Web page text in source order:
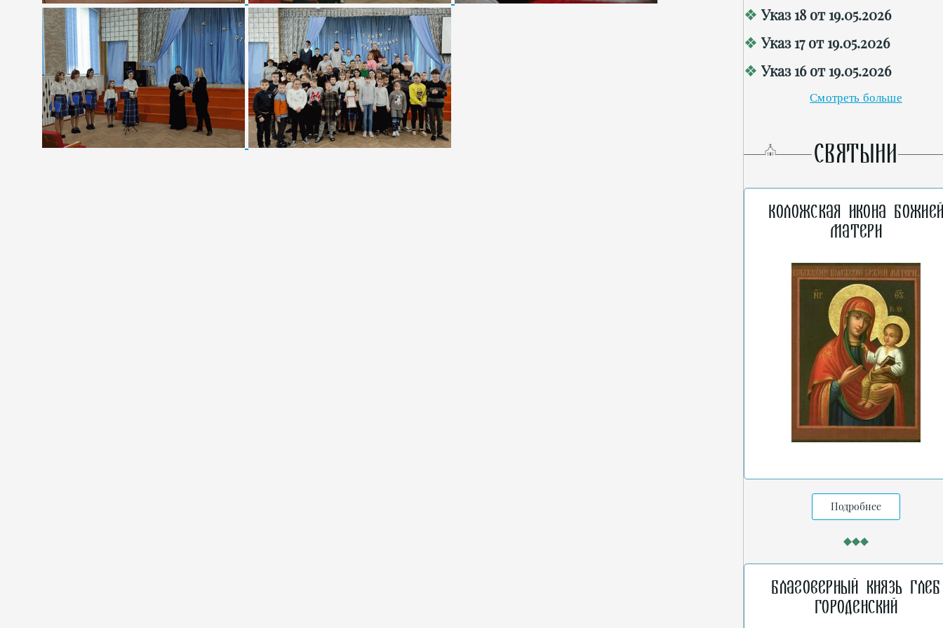
Указ 18 от 19.05.2026
Указ 17 от 19.05.2026
Указ 16 от 19.05.2026
Смотреть больше
СВЯТЫНИ
Коложская икона
Матери
Подробнее
Благоверный князь Глеб
Городенский